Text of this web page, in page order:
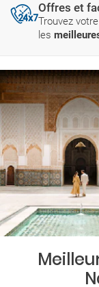
Offres et
Trouvez
les